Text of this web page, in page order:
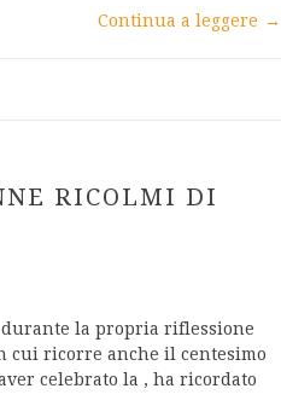
Continua a leggere →
RICOLMI DI
durante la propria riflessione
cui ricorre anche il centesimo
celebrato la , ha ricordato